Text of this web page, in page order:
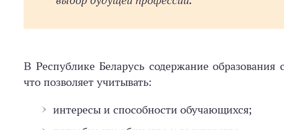
В Республике Беларусь содержание
что позволяет учитывать:
интересы и способности обучающихся;